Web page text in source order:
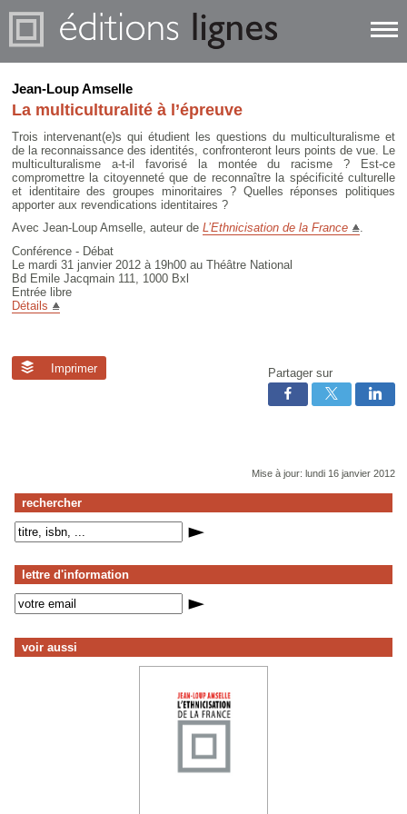
rechercher
lettre d'information
voir aussi
Jean-Loup Amselle
La multiculturalité à l’épreuve
Trois intervenant(e)s qui étudient les questions du multiculturalisme et
de la reconnaissance des identités, confronteront leurs points de vue. Le
multiculturalisme a-t-il favorisé la montée du racisme ? Est-ce
compromettre la citoyenneté que de reconnaître la spécificité culturelle
et identitaire des groupes minoritaires ? Quelles réponses politiques
apporter aux revendications identitaires ?
Avec Jean-Loup Amselle, auteur de L’Ethnicisation de la France
.
Conférence - Débat
Le mardi 31 janvier 2012 à 19h00 au Théâtre National
Bd Emile Jacqmain 111, 1000 Bxl
Entrée libre
Détails
Imprimer Partager sur
Mise à jour: lundi 16 janvier 2012